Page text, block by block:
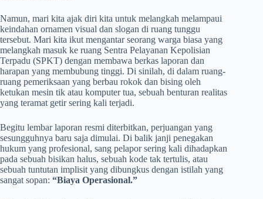
Namun, mari kita ajak diri kita untuk melangkah melampaui
keindahan ornamen visual dan slogan di ruang tunggu
tersebut. Mari kita ikut mengantar seorang warga biasa yang
melangkah masuk ke ruang Sentra Pelayanan Kepolisian
Terpadu (SPKT) dengan membawa berkas laporan dan
harapan yang membubung tinggi. Di sinilah, di dalam ruang-
ruang pemeriksaan yang berbau rokok dan bising oleh
ketukan mesin tik atau komputer tua, sebuah benturan realitas
yang teramat getir sering kali terjadi.
Begitu lembar laporan resmi diterbitkan, perjuangan yang
sesungguhnya baru saja dimulai. Di balik janji penegakan
hukum yang profesional, sang pelapor sering kali dihadapkan
pada sebuah bisikan halus, sebuah kode tak tertulis, atau
sebuah tuntutan implisit yang dibungkus dengan istilah yang
sangat sopan: “Biaya Operasional.”